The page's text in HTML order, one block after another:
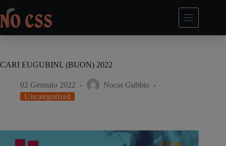
al
contenuto
CARI EUGUBINI, (BUON) 2022
02 Gennaio 2022
Nocss Gubbio
Uncategorized